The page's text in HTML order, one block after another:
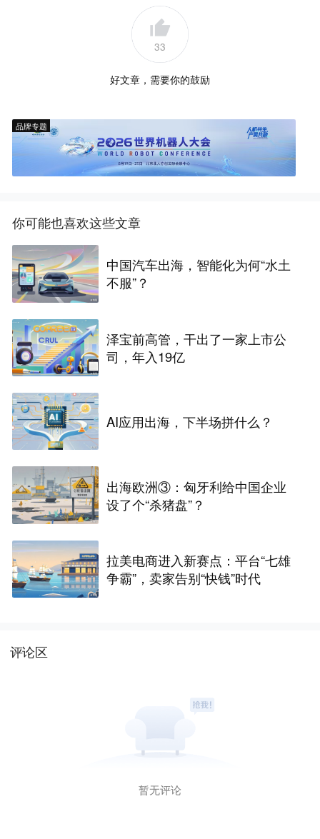
33
好文章，需要你的鼓励
品牌专题
你可能也喜欢这些文章
中国汽车出海，智能化为何“水土
不服”？
泽宝前高管，干出了一家上市公
司，年入19亿
AI应用出海，下半场拼什么？
出海欧洲③：匈牙利给中国企业
设了个“杀猪盘”？
拉美电商进入新赛点：平台“七雄
争霸”，卖家告别“快钱”时代
评论区
暂无评论